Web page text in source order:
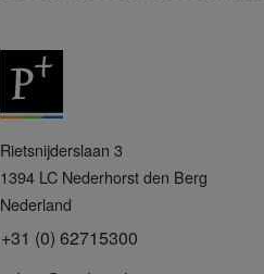
+
Rietsnijderslaan 3
1394 LC Nederhorst den Berg
Nederland
+31 (0) 62715300